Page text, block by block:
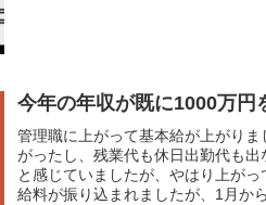
今年の年収が既に1000万円
管理職に上がって基本給が上がり
がったし、残業代も休日出勤代も
と感じていましたが、やはり上が
給料が振り込まれましたが、1月か